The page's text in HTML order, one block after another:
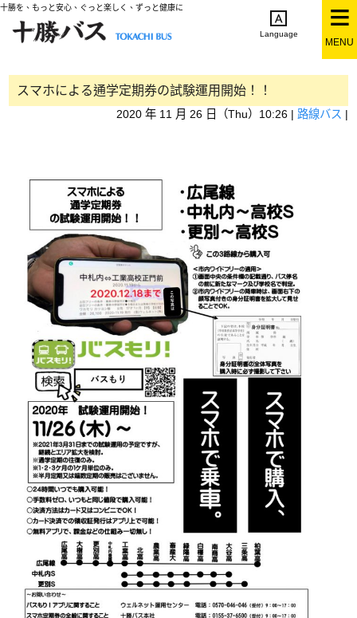
十勝を、もっと安心、ぐっと楽しく、ずっと健康に
Language
한국어
MENU
スマホによる通学定期券の試験運用開始！！
2020 年 11 月 26 日（Thu）10:26 | 路線バス |